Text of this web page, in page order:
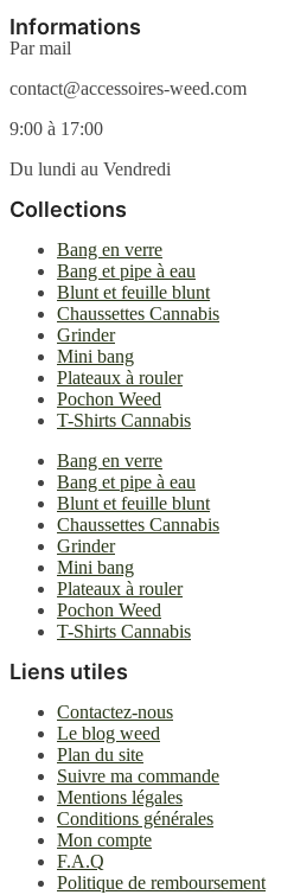
Informations
Par mail
contact@accessoires-weed.com
9:00 à 17:00
Du lundi au Vendredi
Collections
Bang en verre
Bang et pipe à eau
Blunt et feuille blunt
Chaussettes Cannabis
Grinder
Mini bang
Plateaux à rouler
Pochon Weed
T-Shirts Cannabis
Bang en verre
Bang et pipe à eau
Blunt et feuille blunt
Chaussettes Cannabis
Grinder
Mini bang
Plateaux à rouler
Pochon Weed
T-Shirts Cannabis
Liens utiles
Contactez-nous
Le blog weed
Plan du site
Suivre ma commande
Mentions légales
Conditions générales
Mon compte
F.A.Q
Politique de remboursement